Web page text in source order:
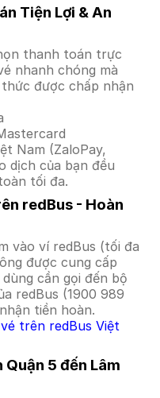
Tiện Lợi & An
thanh toán trực
nhanh chóng mà
được chấp nhận
Nam (ZaloPay,
dịch của bạn đều
tối đa.
redBus - Hoàn
vào ví redBus (tối đa
được cung cấp
cần gọi đến bộ
redBus (1900 989
tiền hoàn.
trên redBus Việt
5 đến Lâm